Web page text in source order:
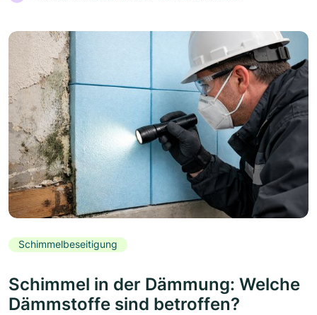
Schimmelbeseitigung
Schimmel in der Dämmung: Welche
Dämmstoffe sind betroffen?